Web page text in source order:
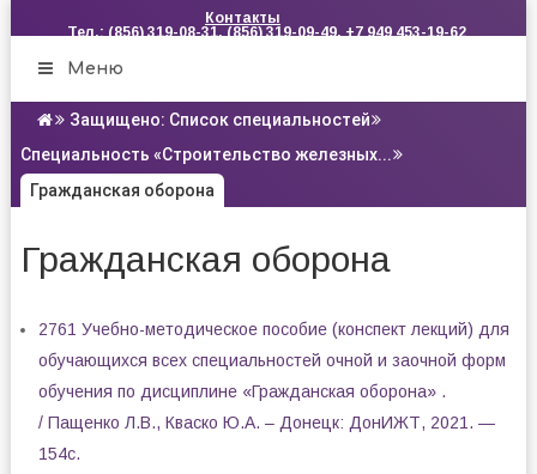
Контакты
Тел.: (856) 319-08-31, (856) 319-09-49, +7 949 453-19-62
Меню
Защищено: Список специальностей
Специальность «Строительство железных...
Гражданская оборона
Гражданская оборона
2761 Учебно-методическое пособие (конспект лекций) для
обучающихся всех специальностей очной и заочной форм
обучения по дисциплине «Гражданская оборона» .
/ Пащенко Л.В., Кваско Ю.А. – Донецк: ДонИЖТ, 2021. —
154с.